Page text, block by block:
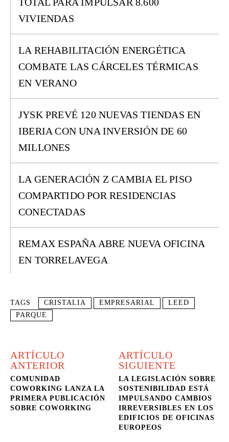
VIVIENDAS
LA REHABILITACIÓN ENERGÉTICA
COMBATE LAS CÁRCELES TÉRMICAS
EN VERANO
JYSK PREVÉ 120 NUEVAS TIENDAS EN
IBERIA CON UNA INVERSIÓN DE 60
MILLONES
LA GENERACIÓN Z CAMBIA EL PISO
COMPARTIDO POR RESIDENCIAS
CONECTADAS
REMAX ESPAÑA ABRE NUEVA OFICINA
EN TORRELAVEGA
TAGS CRISTALIA EMPRESARIAL
LEED
PARQUE
ARTÍCULO
ANTERIOR
COMUNIDAD
COWORKING LANZA LA
PRIMERA PUBLICACIÓN
SOBRE COWORKING
ARTÍCULO
SIGUIENTE
LA LEGISLACIÓN SOBRE
SOSTENIBILIDAD ESTÁ
IMPULSANDO CAMBIOS
IRREVERSIBLES EN LOS
EDIFICIOS DE OFICINAS
EUROPEOS